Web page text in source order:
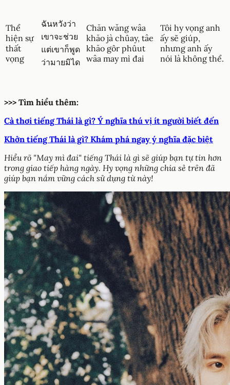
Thể
hiện sự
thất
vọng
ฉันหวังว่า
เขาจะช่วย
แต่เขาก็พูด
ว่ามายมิได
Chăn wǎng wâa
khăo jà chûay, tâe
khăo gôr phûut
wâa may mì đai
Tôi hy vọng anh
ấy sẽ giúp,
nhưng anh ấy
nói là không thể.
>>> Tìm hiểu thêm:
Cà thơi tiếng Thái là gì? Ý nghĩa thú vị ít người biết đến
Khởn tiếng Thái là gì? Khám phá ngay ý nghĩa đặc biệt
Hiểu rõ "May mì đai" tiếng Thái là gì sẽ giúp bạn tự tin hơn
trong giao tiếp hàng ngày. Hy vọng những chia sẻ trên đã
giúp bạn nắm vững cách sử dụng từ này!